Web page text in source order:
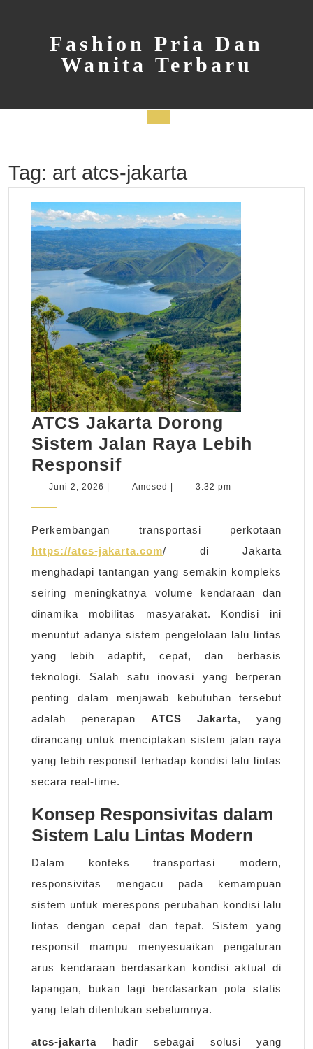
Fashion Pria Dan
Wanita Terbaru
Button
Tag: art atcs-jakarta
ATCS Jakarta Dorong
Sistem Jalan Raya Lebih
ResponsifATCS
Jakarta
Sistem
Jalan
Raya
Lebih
Responsif
Juni 2, 2026 Juni
Amesed Amesed3:32 pm
Perkembangan transportasi perkotaan
https://atcs-jakarta.com/ di Jakarta
menghadapi tantangan yang semakin kompleks
seiring meningkatnya volume kendaraan dan
dinamika mobilitas masyarakat. Kondisi ini
menuntut adanya sistem pengelolaan lalu lintas
yang lebih adaptif, cepat, dan berbasis
teknologi. Salah satu inovasi yang berperan
penting dalam menjawab kebutuhan tersebut
adalah penerapan ATCS Jakarta, yang
dirancang untuk menciptakan sistem jalan raya
yang lebih responsif terhadap kondisi lalu lintas
secara real-time.
Konsep Responsivitas dalam
Sistem Lalu Lintas Modern
Dalam konteks transportasi modern,
responsivitas mengacu pada kemampuan
sistem untuk merespons perubahan kondisi lalu
lintas dengan cepat dan tepat. Sistem yang
responsif mampu menyesuaikan pengaturan
arus kendaraan berdasarkan kondisi aktual di
lapangan, bukan lagi berdasarkan pola statis
yang telah ditentukan sebelumnya.
atcs-jakarta hadir sebagai solusi yang